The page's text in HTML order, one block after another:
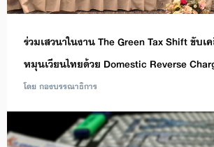
ร่วมเสวนาในงาน The Green Tax Shift ขับเ
หมุนเวียนไทยด้วย Domestic Reverse
โดย กองบรรณาธิการ